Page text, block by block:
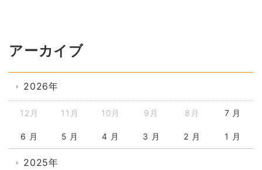
アーカイブ
2026年
12月 11月 10月 9月 8月 7 月
6 月 5 月 4 月 3 月 2 月 1 月
2025年